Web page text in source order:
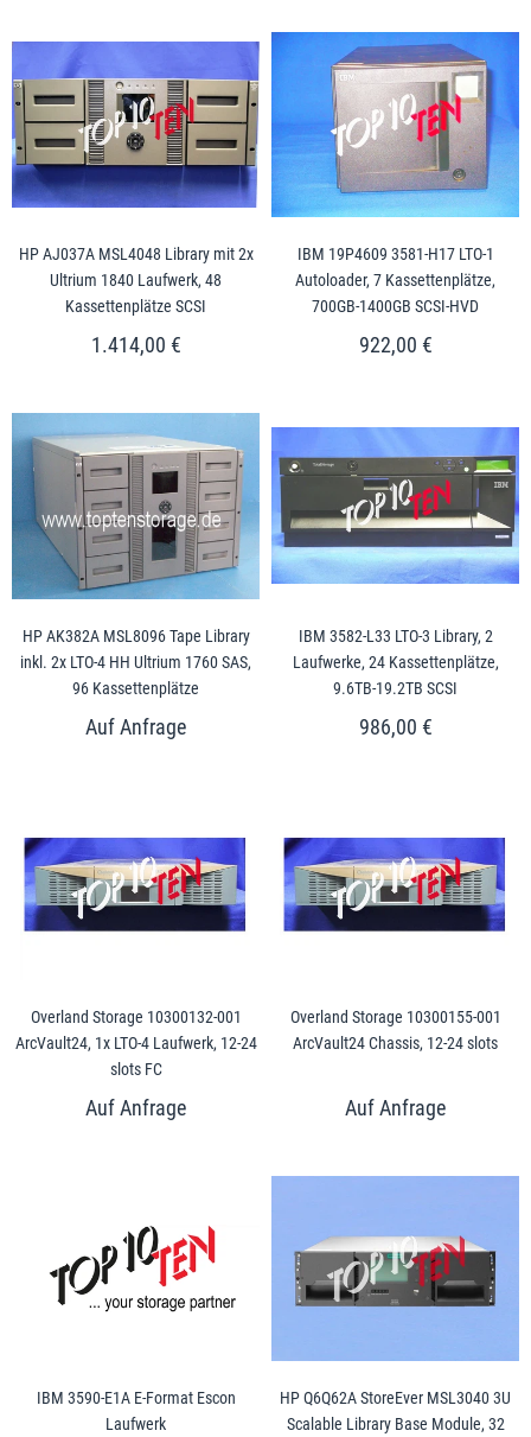
HP AJ037A MSL4048 Library mit 2x
Ultrium 1840 Laufwerk, 48
Kassettenplätze SCSI
1.414,00 €
IBM 19P4609 3581-H17 LTO-1
Autoloader, 7 Kassettenplätze,
700GB-1400GB SCSI-HVD
922,00 €
HP AK382A MSL8096 Tape Library
inkl. 2x LTO-4 HH Ultrium 1760 SAS,
96 Kassettenplätze
IBM 3582-L33 LTO-3 Library, 2
Laufwerke, 24 Kassettenplätze,
9.6TB-19.2TB SCSI
986,00 €
Overland Storage 10300132-001
ArcVault24, 1x LTO-4 Laufwerk, 12-24
slots FC
Overland Storage 10300155-001
ArcVault24 Chassis, 12-24 slots
IBM 3590-E1A E-Format Escon
Laufwerk
HP Q6Q62A StoreEver MSL3040 3U
Scalable Library Base Module, 32